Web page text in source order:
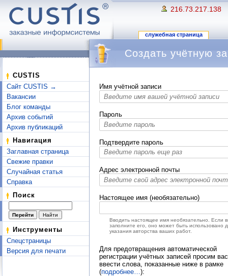
216.73.217.138
служебная страница
CUSTIS
Сайт CUSTIS →
Вакансии
Блог команды
Архив событий
Архив публикаций
Навигация
Заглавная страница
Свежие правки
Случайная статья
Справка
Поиск
Инструменты
Спецстраницы
Версия для печати
Создать учётную
Имя учётной записи
Пароль
Подтвердите пароль
Адрес электронной почты
Настоящее имя (необязательно)
Вводить настоящее имя необязательно. Если
заполните его, оно может быть использовано
указания авторства ваших работ.
Для предотвращения автоматической
регистрации учётных записей просим вас
ввести слова, показанные ниже в рамке
(подробнее… ):